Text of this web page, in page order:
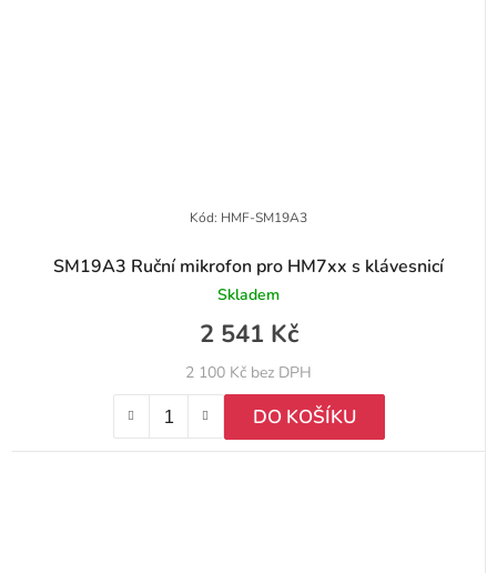
SM19A3 Ruční mikrofon pro HM7xx s klávesnicí
Skladem
2 100 Kč bez DPH
2 541 Kč
DO KOŠÍKU
Kód: HMF-SM19A3